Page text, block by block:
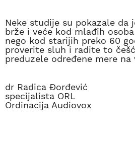
Neke studije su pokazale da
brže i veće kod mlađih
nego kod starijih preko 60
proverite sluh i radite to
preduzele određene mere na
dr Radica Đorđević
specijalista ORL
Ordinacija Audiovox